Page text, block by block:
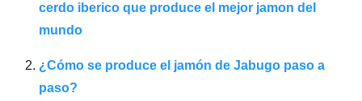
cerdo iberico que produce el mejor jamon del
mundo
¿Cómo se produce el jamón de Jabugo paso a
paso?